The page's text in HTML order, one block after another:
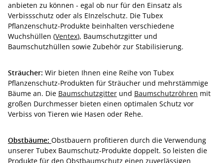
anbieten zu können - egal ob nur für den Einsatz als
Verbissschutz oder als EInzelschutz. Die Tubex
Pflanzenschutz-Produkte beinhalten verschiedene
Wuchshüllen (Ventex), Baumschutzgitter und
Baumschutzhüllen sowie Zubehör zur Stabilisierung.
Sträucher: Wir bieten Ihnen eine Reihe von Tubex
Pflanzenschutz-Produkten für Sträucher und mehrstämmige
Bäume an. Die Baumschutzgitter und Baumschutzröhren mit
großen Durchmesser bieten einen optimalen Schutz vor
Verbiss von Tieren wie Hasen oder Rehe.
Obstbäume: Obstbauern profitieren durch die Verwendung
unserer Tubex Baumschutz-Produkte doppelt. So leisten die
Produkte für den Obstbaumschutz einen zuverlässigen